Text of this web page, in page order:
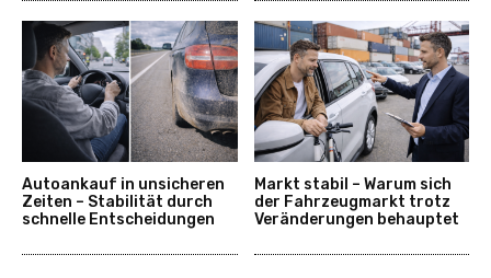
Autoankauf in unsicheren
Zeiten – Stabilität durch
schnelle Entscheidungen
Markt stabil – Warum sich
der Fahrzeugmarkt trotz
Veränderungen behauptet